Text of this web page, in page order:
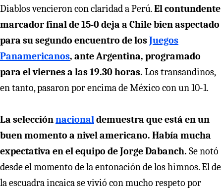
Diablos vencieron con claridad a Perú.El contundente
marcador final de 15-0 deja a Chile bien aspectado
para su segundo encuentro de losJuegos
Panamericanos, ante Argentina, programado
para el viernes a las 19.30 horas. Los transandinos,
en tanto, pasaron por encima de México con un 10-1.
La selecciónnacionaldemuestra que está en un
buen momento a nivel americano. Había mucha
expectativa en el equipo de Jorge Dabanch. Se notó
desde el momento de la entonación de los himnos. El de
la escuadra incaica se vivió con mucho respeto por